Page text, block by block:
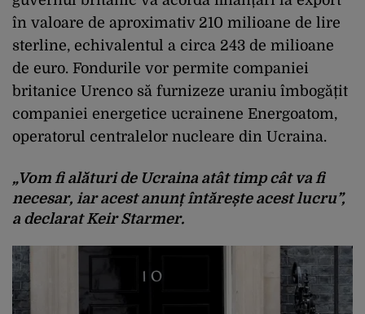
în valoare de aproximativ 210 milioane de lire
sterline, echivalentul a circa 243 de milioane
de euro. Fondurile vor permite companiei
britanice Urenco să furnizeze uraniu îmbogățit
companiei energetice ucrainene Energoatom,
operatorul centralelor nucleare din Ucraina.
„Vom fi alături de Ucraina atât timp cât va fi
necesar, iar acest anunț întărește acest lucru”,
a declarat Keir Starmer.